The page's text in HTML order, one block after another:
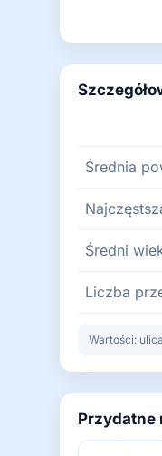
Średnia
Średni
Liczba
Wartości:
Przydatne